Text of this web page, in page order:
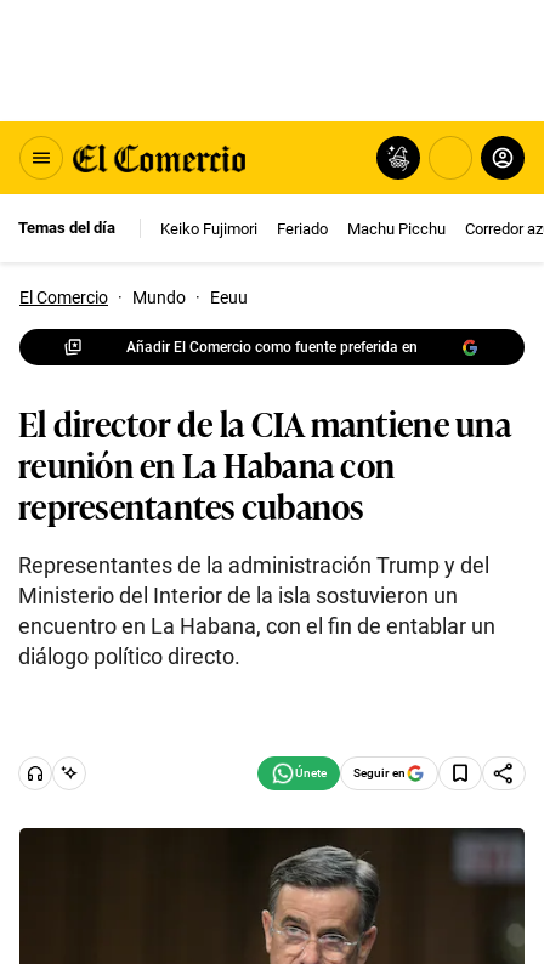
Temas del día Keiko Fujimori Feriado Machu Picchu Corredor
El Comercio · Mundo · Eeuu
Añadir El Comercio como fuente preferida en
El director de la CIA mantiene una
reunión en La Habana con
representantes cubanos
Representantes de la administración Trump y del
Ministerio del Interior de la isla sostuvieron un
encuentro en La Habana, con el fin de entablar un
diálogo político directo.
Seguir en